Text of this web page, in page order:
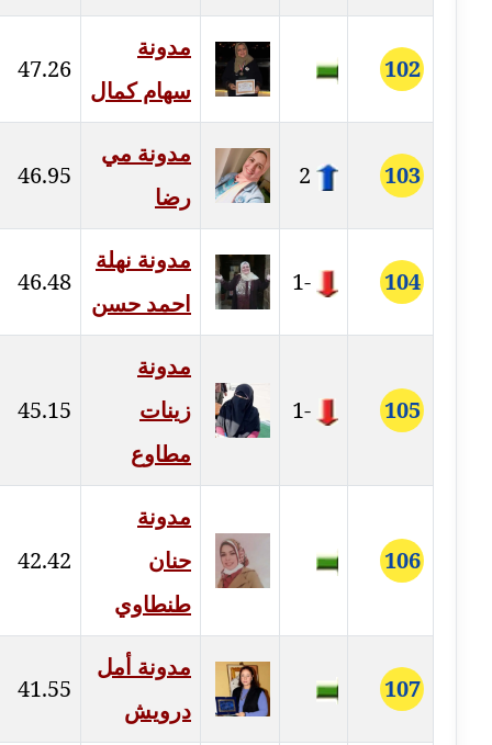
مدونة كنوز صلاح
موقوف
مدونة كيندا فائز
مدونة ليلى سرحان
عاملة
مدونة مارية محمد
عاملة
مدونة محمد ابو النور
عاملة
عاملة
مدونة محمد الشافعي
102
مدونة
سهام كمال
47.26
103
2
مدونة مي
رضا
46.95
104
-1
مدونة نهلة
احمد حسن
46.48
105
-1
مدونة
زينات
مطاوع
45.15
106
مدونة
حنان
طنطاوي
42.42
107
مدونة أمل
درويش
41.55